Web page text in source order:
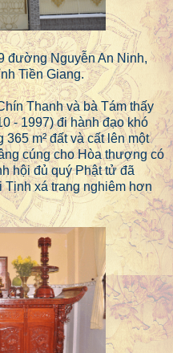
đường Nguyễn An Ninh,
Tiền Giang.
Thanh và bà Tám thấy
- 1997) đi hành đạo khó
m² đất và cất lên một
cúng cho Hòa thượng có
hội đủ quý Phật tử đã
xá trang nghiêm hơn